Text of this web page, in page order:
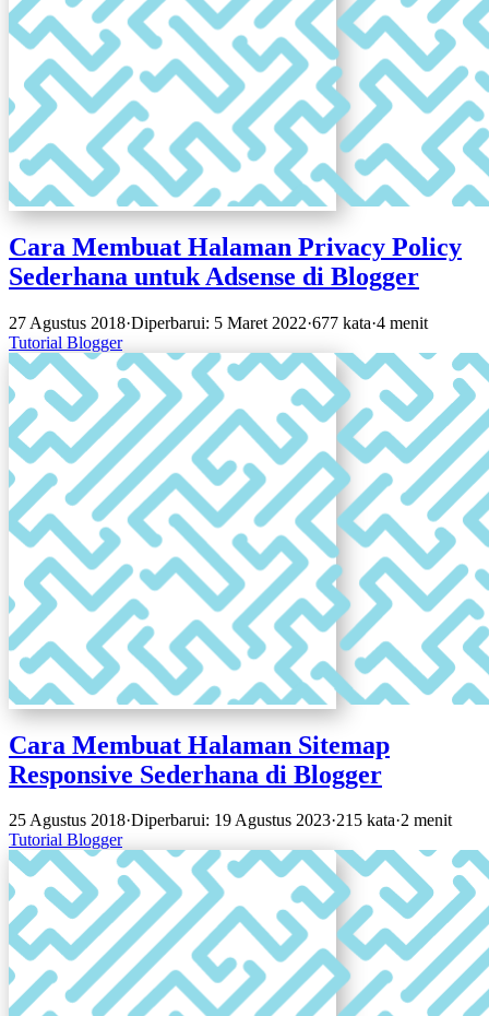
Cara Membuat Halaman Privacy Policy
Sederhana untuk Adsense di Blogger
27 Agustus 2018·Diperbarui: 5 Maret 2022·677 kata·4 menit
Tutorial Blogger
Cara Membuat Halaman Sitemap
Responsive Sederhana di Blogger
25 Agustus 2018·Diperbarui: 19 Agustus 2023·215 kata·2 menit
TutorialBlogger